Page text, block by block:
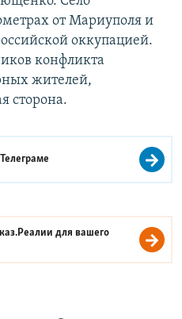
от Мариуполя и
оккупацией.
конфликта
жителей,
сторона.
Телеграме
для вашего